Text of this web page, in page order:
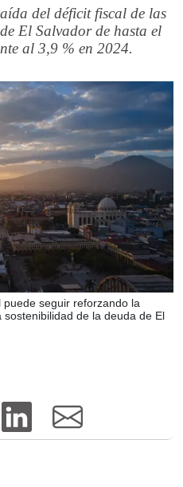
del déficit fiscal de las
El Salvador de hasta el
al 3,9 % en 2024.
puede seguir reforzando la
de la deuda de El